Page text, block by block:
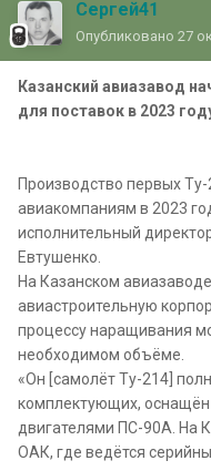
Сергей41
Опубликовано 27
Казанский авиазавод
для поставок в 2023
Производство первых
авиакомпаниям в 2023
исполнительный
Евтушенко.
На Казанском
авиастроительную
процессу наращивания
необходимом объёме.
«Он [самолёт Ту-214]
комплектующих,
двигателями ПС-90А. На
ОАК, где ведётся